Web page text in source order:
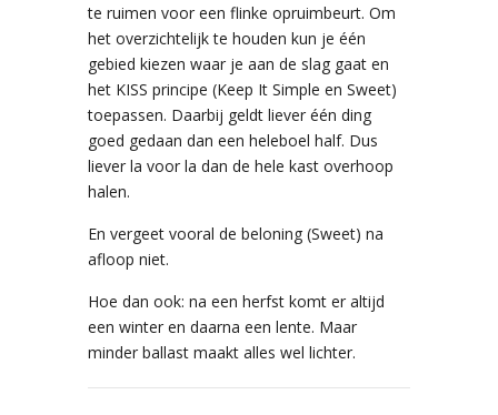
te ruimen voor een flinke opruimbeurt. Om
het overzichtelijk te houden kun je één
gebied kiezen waar je aan de slag gaat en
het KISS principe (Keep It Simple en Sweet)
toepassen. Daarbij geldt liever één ding
goed gedaan dan een heleboel half. Dus
liever la voor la dan de hele kast overhoop
halen.
En vergeet vooral de beloning (Sweet) na
afloop niet.
Hoe dan ook: na een herfst komt er altijd
een winter en daarna een lente. Maar
minder ballast maakt alles wel lichter.